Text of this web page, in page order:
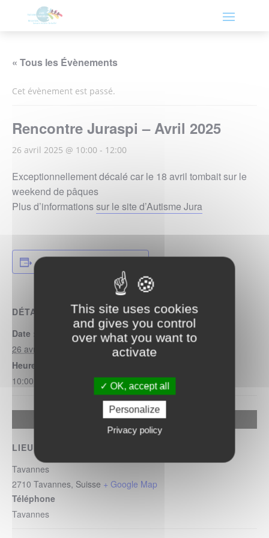
« Tous les Évènements
Cet évènement est passé.
Rencontre Juraspi – Avril 2025
26 avril 2025 @ 10:00 - 12:00
Exceptionnellement décalé car le 18 avril tombait sur le
weekend de pâques
Plus d’informationssur le site d’Autisme Jura
Ajouter au calendrier
DÉTAILS
Date :
26 avril 2025
Heure :
10:00 - 12:00
LIEU
Tavannes
2710 Tavannes, Suisse + Google Map
Téléphone
Tavannes
Google Maps Search API is disabled.
This site uses cookies
and gives you control
over what you want to
activate
OK, accept all
Personalize
Privacy policy